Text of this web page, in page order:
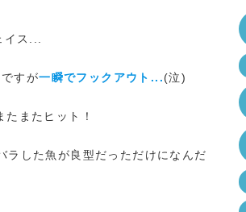
イス...
すが一瞬でフックアウト...(泣)
たまたヒット！
した魚が良型だっただけになんだ